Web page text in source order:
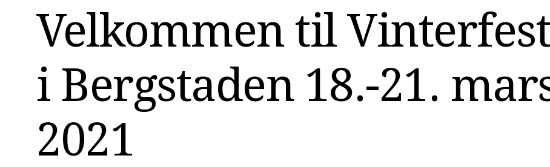
Velkommen til
i Bergstaden 18.-21.
2021